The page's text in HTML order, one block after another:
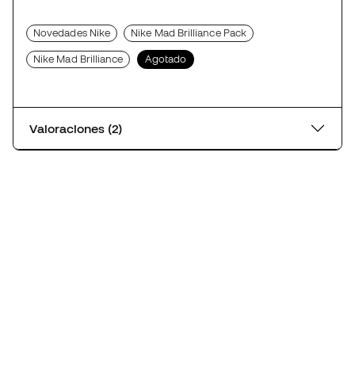
Novedades Nike Nike Mad Brilliance Pack
Nike Mad Brilliance Agotado
Valoraciones (2)